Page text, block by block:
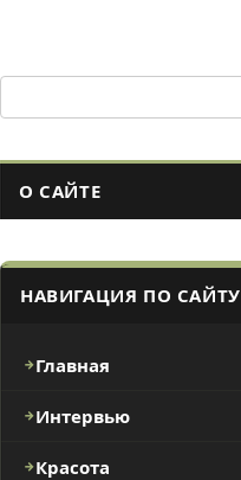
О САЙТЕ
НАВИГАЦИЯ ПО САЙТУ
Главная
Интервью
Красота